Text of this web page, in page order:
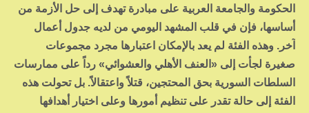
الحكومة والجامعة العربية على مبادرة تهدف إلى حل الأزمة من
أساسها، فإن في قلب المشهد اليومي من لديه جدول أعمال
آخر. وهذه الفئة لم يعد بالإمكان اعتبارها مجرد مجموعات
صغيرة لجأت إلى «العنف الأهلي والعشوائي» رداً على ممارسات
السلطات السورية بحق المحتجين، قتلاً واعتقالاً. بل تحولت هذه
الفئة إلى حالة تقدر على تنظيم أمورها وعلى اختيار أهدافها